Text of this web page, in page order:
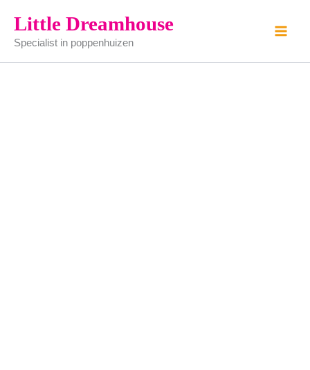
naar
inhoud
Little Dreamhouse
Specialist in poppenhuizen
aantal